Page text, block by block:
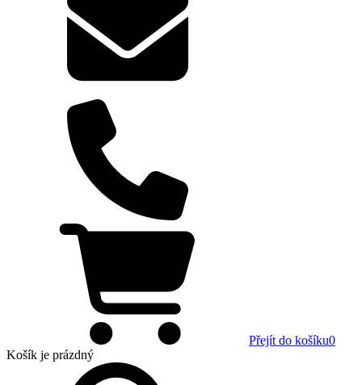
Přejít do košíku0
Košík je prázdný